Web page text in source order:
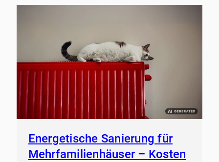
Energetische Sanierung für
Mehrfamilienhäuser – Kosten